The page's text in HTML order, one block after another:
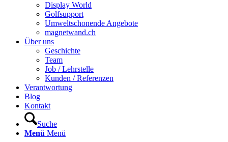
Display World
Golfsupport
Umweltschonende Angebote
magnetwand.ch
Über uns
Geschichte
Team
Job / Lehrstelle
Kunden / Referenzen
Verantwortung
Blog
Kontakt
Suche
Menü Menü